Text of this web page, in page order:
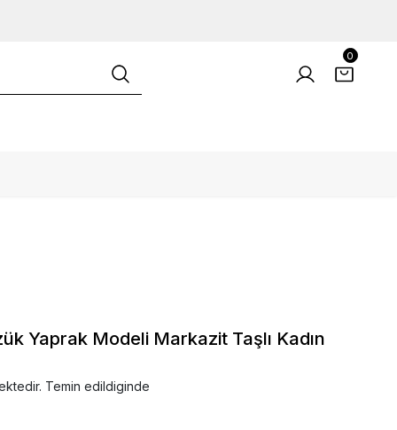
0
Yaprak Modeli Markazit Taşlı Kadın
Temin edildiginde